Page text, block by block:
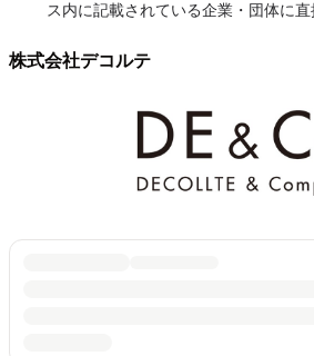
ス内に記載されている企業・団体に直
株式会社デコルテ